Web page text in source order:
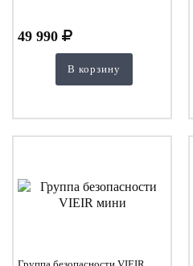
49 990
В корзину